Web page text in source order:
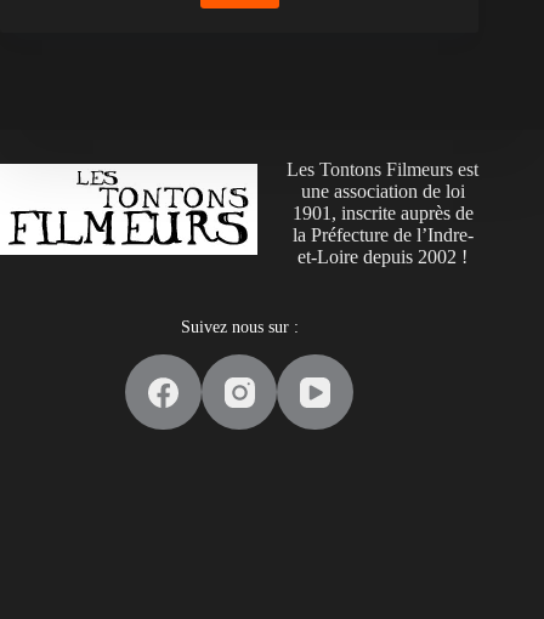
Les Tontons Filmeurs est
une association de loi
1901, inscrite auprès de
la Préfecture de l’Indre-
et-Loire depuis 2002 !
Suivez nous sur :